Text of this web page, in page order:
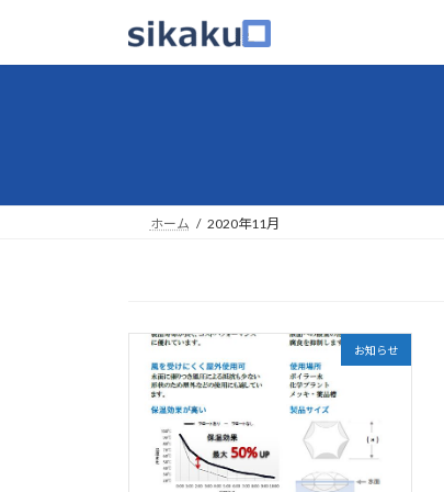
テ
ゲ
ホーム 2020年11月
お知らせ